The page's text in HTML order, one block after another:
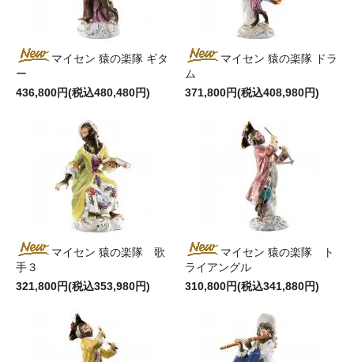
マイセン 猿の楽隊 ギタ
ー
436,800円(税込480,480円)
マイセン 猿の楽隊 ドラ
ム
371,800円(税込408,980円)
マイセン 猿の楽隊 歌
手３
321,800円(税込353,980円)
マイセン 猿の楽隊 ト
ライアングル
310,800円(税込341,880円)